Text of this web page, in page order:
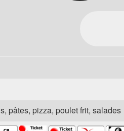
pâtes, pizza, poulet frit, salades